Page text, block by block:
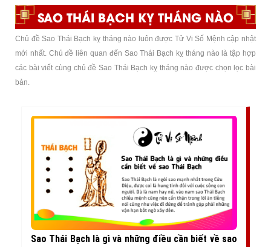
SAO THÁI BẠCH KỴ THÁNG NÀO
Chủ đề Sao Thái Bạch kỵ tháng nào luôn được Tử Vi Số Mệnh cập nhật
mới nhất. Chủ đề liên quan đến Sao Thái Bạch kỵ tháng nào là tập hợp
các bài viết cùng chủ đề Sao Thái Bạch kỵ tháng nào được chọn lọc bài
bản.
Sao Thái Bạch là gì và những điều cần biết về sao